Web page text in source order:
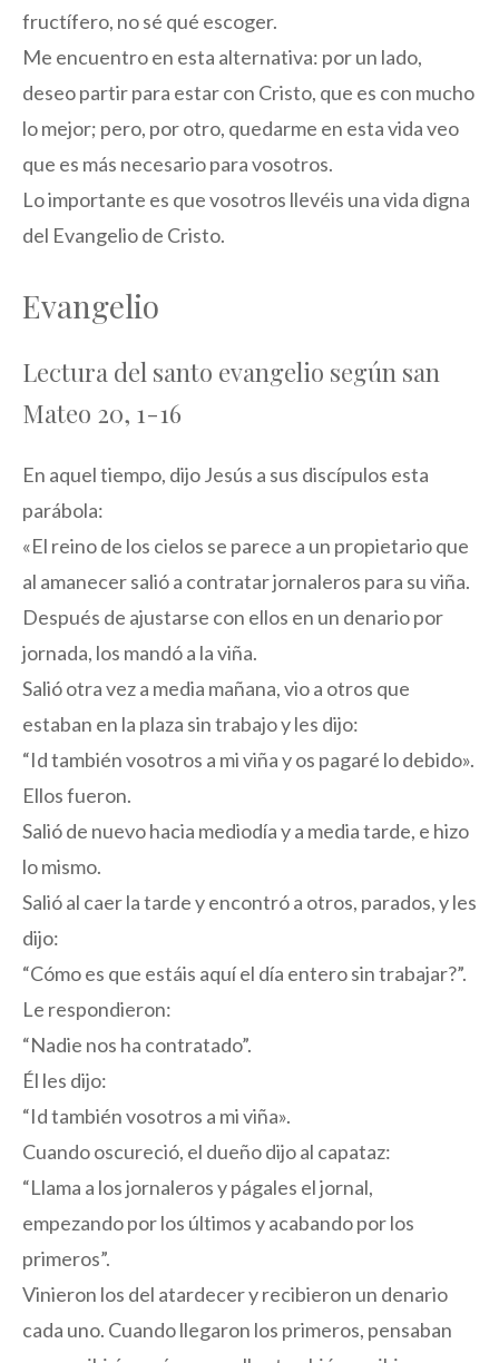
fructífero, no sé qué escoger.
Me encuentro en esta alternativa: por un lado,
deseo partir para estar con Cristo, que es con mucho
lo mejor; pero, por otro, quedarme en esta vida veo
que es más necesario para vosotros.
Lo importante es que vosotros llevéis una vida digna
del Evangelio de Cristo.
Evangelio
Lectura del santo evangelio según san
Mateo 20, 1-16
En aquel tiempo, dijo Jesús a sus discípulos esta
parábola:
«El reino de los cielos se parece a un propietario que
al amanecer salió a contratar jornaleros para su viña.
Después de ajustarse con ellos en un denario por
jornada, los mandó a la viña.
Salió otra vez a media mañana, vio a otros que
estaban en la plaza sin trabajo y les dijo:
“Id también vosotros a mi viña y os pagaré lo debido».
Ellos fueron.
Salió de nuevo hacia mediodía y a media tarde, e hizo
lo mismo.
Salió al caer la tarde y encontró a otros, parados, y les
dijo:
“Cómo es que estáis aquí el día entero sin trabajar?”.
Le respondieron:
“Nadie nos ha contratado”.
Él les dijo:
“Id también vosotros a mi viña».
Cuando oscureció, el dueño dijo al capataz:
“Llama a los jornaleros y págales el jornal,
empezando por los últimos y acabando por los
primeros”.
Vinieron los del atardecer y recibieron un denario
cada uno. Cuando llegaron los primeros, pensaban